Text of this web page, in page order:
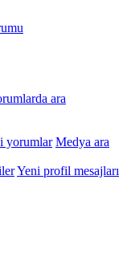
ara
yorumlar Medya ara
Yeni profil mesajları